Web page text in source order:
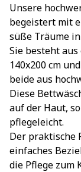
Unsere
begeistert mit
süße Träume
Sie besteht
140x200 cm
beide aus
Diese
auf der Haut,
pflegeleicht.
Der praktische
einfaches
die Pflege zum